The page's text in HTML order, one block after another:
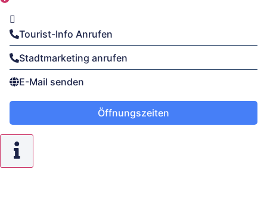
Tourist-Info Anrufen
Stadtmarketing anrufen
E-Mail senden
Öffnungszeiten